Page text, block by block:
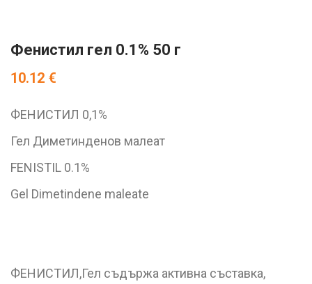
Фенистил гел 0.1% 50 г
10.12 €
ФЕНИСТИЛ 0,1%
Гел Диметинденов малеат
FENISTIL 0.1%
Gel Dimetindene maleate
ФЕНИСТИЛ,Гел съдържа активна съставка,